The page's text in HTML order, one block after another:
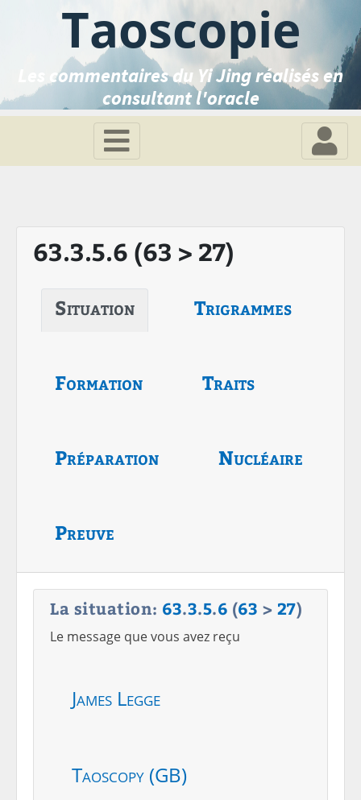
Taoscopie
Les commentaires du Yi Jing réalisés en
consultant l'oracle
63.3.5.6 (63 > 27)
Situation Trigrammes
Formation Traits
Préparation Nucléaire
Preuve
La situation: 63.3.5.6 (63 > 27)
Le message que vous avez reçu
James Legge
Taoscopy (GB)